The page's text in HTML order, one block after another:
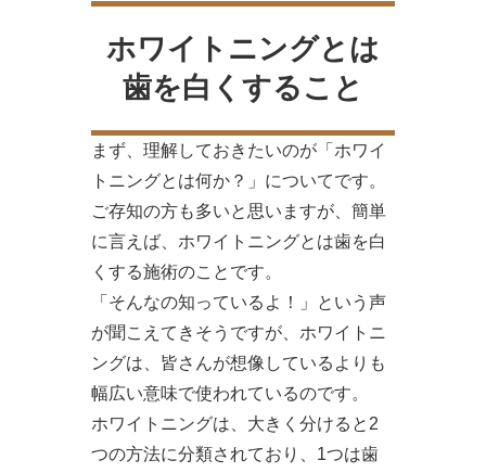
ホワイトニングとは
歯を白くすること
まず、理解しておきたいのが「ホワイ
トニングとは何か？」についてです。
ご存知の方も多いと思いますが、簡単
に言えば、ホワイトニングとは歯を白
くする施術のことです。
「そんなの知っているよ！」という声
が聞こえてきそうですが、ホワイトニ
ングは、皆さんが想像しているよりも
幅広い意味で使われているのです。
ホワイトニングは、大きく分けると2
つの方法に分類されており、1つは歯